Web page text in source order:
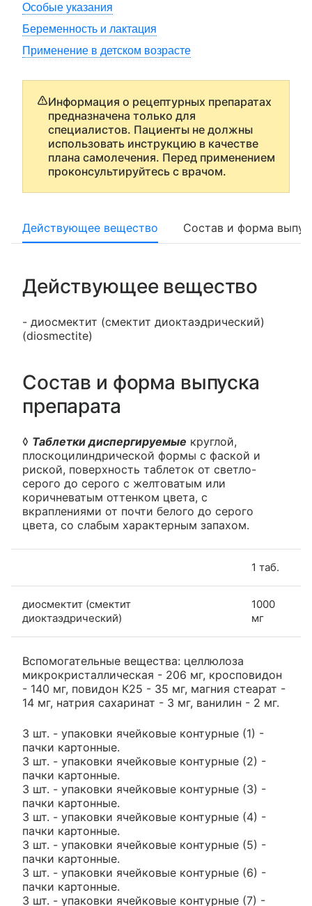
Особые указания
Беременность и лактация
Применение в детском возрасте
Информация о рецептурных препаратах
предназначена только для
специалистов. Пациенты не должны
использовать инструкцию в качестве
плана самолечения. Перед применением
проконсультируйтесь с врачом.
Действующее вещество Состав и форма
Действующее вещество
- диосмектит (смектит диоктаэдрический)
(diosmectite)
Состав и форма выпуска
препарата
◊ Таблетки диспергируемые круглой,
плоскоцилиндрической формы с фаской и
риской, поверхность таблеток от светло-
серого до серого с желтоватым или
коричневатым оттенком цвета, с
вкраплениями от почти белого до серого
цвета, со слабым характерным запахом.
1 таб.
диосмектит (смектит
диоктаэдрический)
1000
мг
Вспомогательные вещества: целлюлоза
микрокристаллическая - 206 мг, кросповидон
- 140 мг, повидон К25 - 35 мг, магния стеарат -
14 мг, натрия сахаринат - 3 мг, ванилин - 2 мг.
3 шт. - упаковки ячейковые контурные (1) -
пачки картонные.
3 шт. - упаковки ячейковые контурные (2) -
пачки картонные.
3 шт. - упаковки ячейковые контурные (3) -
пачки картонные.
3 шт. - упаковки ячейковые контурные (4) -
пачки картонные.
3 шт. - упаковки ячейковые контурные (5) -
пачки картонные.
3 шт. - упаковки ячейковые контурные (6) -
пачки картонные.
3 шт. - упаковки ячейковые контурные (7) -